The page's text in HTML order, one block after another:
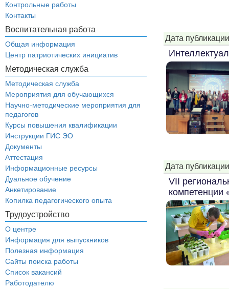
Контрольные работы
Контакты
Воспитательная работа
Общая информация
Центр патриотических инициатив
Методическая служба
Методическая служба
Мероприятия для обучающихся
Научно-методические мероприятия для
педагогов
Курсы повышения квалификации
Инструкции ГИС ЭО
Документы
Аттестация
Информационные ресурсы
Дуальное обучение
Анкетирование
Копилка педагогического опыта
Трудоустройство
О центре
Информация для выпускников
Полезная информация
Сайты поиска работы
Список вакансий
Работодателю
Дата
Дата
VII
компетенции